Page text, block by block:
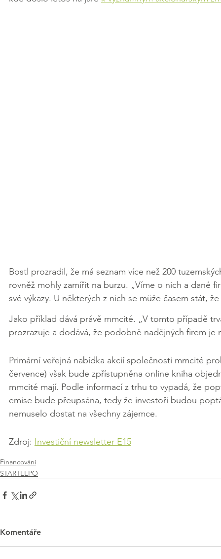
Bostl prozradil, že má seznam více než 200
rovněž mohly zamířit na burzu. „Víme o nich a dané
své výkazy. U některých z nich se může časem stát,
Jako příklad dává právě mmcité. „V tomto případě
prozrazuje a dodává, že podobně nadějných firem je
Primární veřejná nabídka akcií společnosti mmcité
července) však bude zpřístupněna online kniha
mmcité mají. Podle informací z trhu to vypadá, že
emise bude přeupsána, tedy že investoři budou
nemuselo dostat na všechny zájemce.
Zdroj: Investiční newsletter E15
Financování
STARTEEPO
Komentáře